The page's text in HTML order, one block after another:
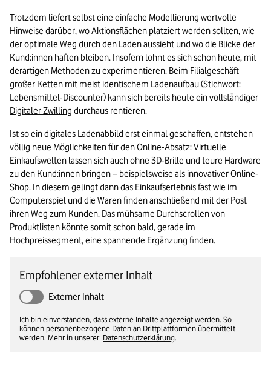
Trotzdem liefert selbst eine einfache Modellierung wertvolle
Hinweise darüber, wo Aktionsflächen platziert werden sollten, wie
der optimale Weg durch den Laden aussieht und wo die Blicke der
Kund:innen haften bleiben. Insofern lohnt es sich schon heute, mit
derartigen Methoden zu experimentieren. Beim Filialgeschäft
großer Ketten mit meist identischem Ladenaufbau (Stichwort:
Digitaler Zwilling durchaus rentieren.
Ist so ein digitales Ladenabbild erst einmal geschaffen, entstehen
völlig neue Möglichkeiten für den Online-Absatz: Virtuelle
Einkaufswelten lassen sich auch ohne 3D-Brille und teure Hardware
zu den Kund:innen bringen – beispielsweise als innovativer Online-
Shop. In diesem gelingt dann das Einkaufserlebnis fast wie im
Computerspiel und die Waren finden anschließend mit der Post
ihren Weg zum Kunden. Das mühsame Durchscrollen von
Produktlisten könnte somit schon bald, gerade im
Hochpreissegment, eine spannende Ergänzung finden.
Empfohlener externer Inhalt
Externer Inhalt
Ich bin einverstanden, dass externe Inhalte angezeigt werden. So
können personenbezogene Daten an Drittplattformen übermittelt
werden. Mehr in unserer Datenschutzerklärung.